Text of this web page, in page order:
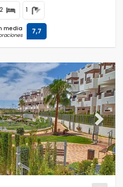
de Playa Nardos.
2 1
media 7,7
Next